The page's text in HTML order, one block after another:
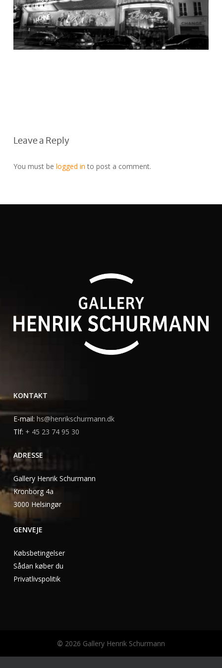
Leave a Reply
You must be logged in to post a comment.
KONTAKT
E-mail: hs@henrikschurmann.dk
Tlf: + 45 23 74 95 30
ADRESSE
Gallery Henrik Schurmann
Kronborg 4a
3000 Helsingør
GENVEJE
Købsbetingelser
Sådan køber du
Privatlivspolitik
© 2026 Gallery Henrik Schurmann